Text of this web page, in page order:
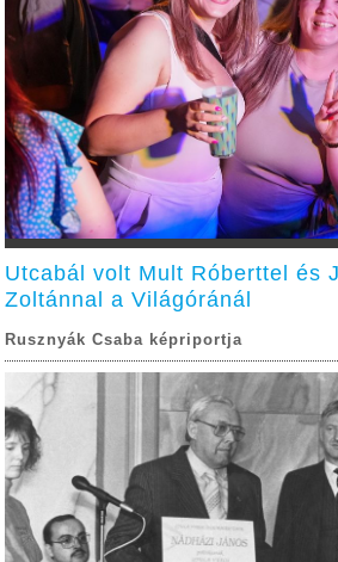
Utcabál volt Mult Róberttel és
Zoltánnal a Világóránál
Rusznyák Csaba képriportja